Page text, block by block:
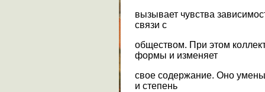
вызывает чувства
связи с
обществом. При этом
формы и изменяет
свое содержание. Оно
и степень